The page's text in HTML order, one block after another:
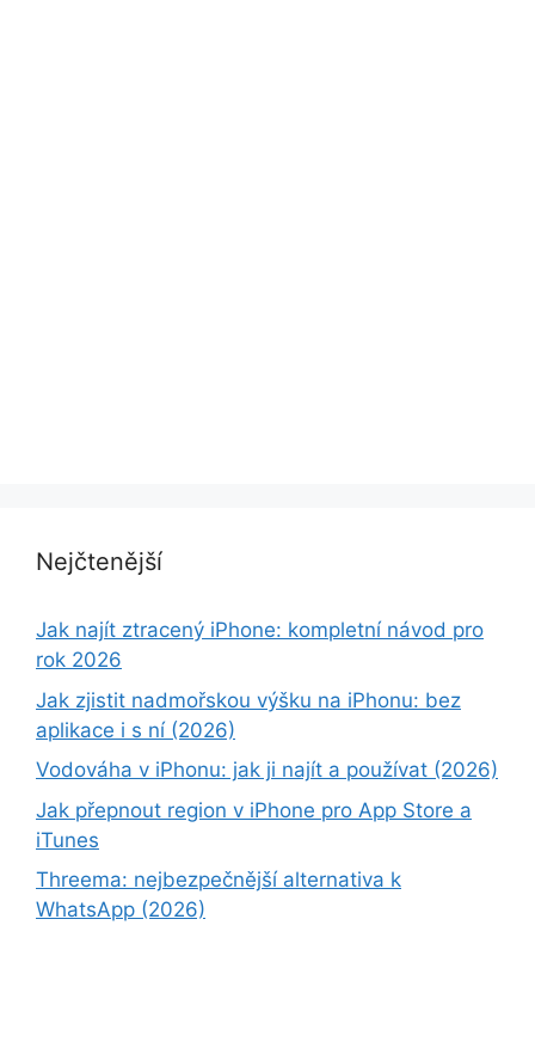
Nejčtenější
Jak najít ztracený iPhone: kompletní návod pro
rok 2026
Jak zjistit nadmořskou výšku na iPhonu: bez
aplikace i s ní (2026)
Vodováha v iPhonu: jak ji najít a používat (2026)
Jak přepnout region v iPhone pro App Store a
iTunes
Threema: nejbezpečnější alternativa k
WhatsApp (2026)